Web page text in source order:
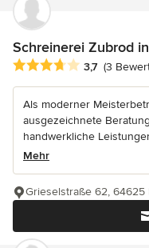
Schreinerei Zubrod
Durchschnittliche
3,7 (3
Als moderner
ausgezeichnete
handwerkliche
Mehr
Grieselstraße 62, 64625